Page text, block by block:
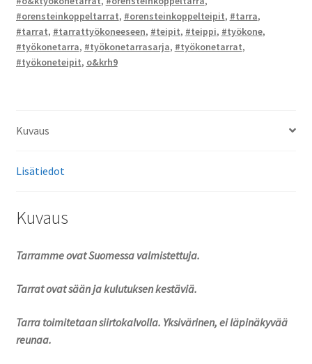
#orensteinkoppeltarrat, #orensteinkoppelteipit, #tarra,
#tarrat, #tarrattyökoneeseen, #teipit, #teippi, #työkone,
#työkonetarra, #työkonetarrasarja, #työkonetarrat,
#työkoneteipit, o&krh9
Kuvaus
Lisätiedot
Kuvaus
Tarramme ovat Suomessa valmistettuja.
Tarrat ovat sään ja kulutuksen kestäviä.
Tarra toimitetaan siirtokalvolla. Yksivärinen, ei läpinäkyvää
reunaa.